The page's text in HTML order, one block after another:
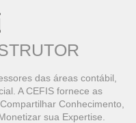
das áreas contábil,
A CEFIS fornece as
Conhecimento,
sua Expertise.